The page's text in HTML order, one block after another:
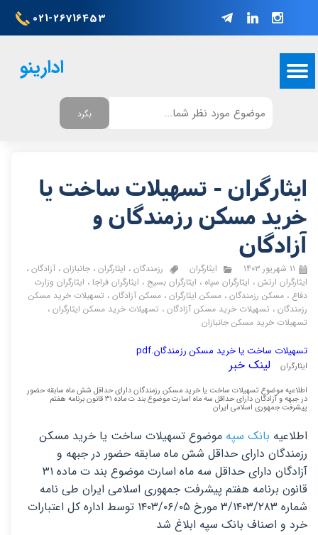
021-26716453
ادارینو
بگرد
ایثارگران - تسهیلات ساخت یا
خرید مسکن رزمندگان و
آزادگان
۱۱ شهریور ۱۴۰۳ ایثارگران رزمندگان ، ایثارگران ، جانبازان ، آزادگان ،
ایثارگران ارتش ، ایثارگران سپاه ، ایثارگران بسیج ، ایثارگران فراجا ، ایثارگران وزارت
دفاع ، مسکن رزمندگان ، مسکن ایثارگران ، مسکن آزادگان ، تسهیلات خرید مسکن
رزمندگان ، تسهیلات خرید مسکن آزادگان ، تسهیلات خرید مسکن ایثارگران ،
تسهیلات خرید مسکن جانبازان
تسهیلات ساخت یا خرید مسکن رزمندگان.pdf
ایثارگران لینک خبر
اطلاعیه موضوع تسهیلات ساخت یا خرید مسکن رزمندگان دارای حداقل شش ماه سابقه حضور
در جبهه و آزادگان دارای حداقل سه ماه اسارت موضوع بند ت ماده ۳۱ قانون برنامه هفتم
پیشرفت جمهوری اسلامی ایران
اطلاعیه بانک سپه موضوع تسهیلات ساخت یا خرید مسکن
رزمندگان دارای حداقل شش ماه سابقه حضور در جبهه و
آزادگان دارای حداقل سه ماه اسارت موضوع بند ت ماده ۳۱
قانون برنامه هفتم پیشرفت جمهوری اسلامی ایران طی نامه
شماره ۳/۱۴۰۳/۲۸۳ مورخ ۱۴۰۳/۰۶/۰۵ توسط اداره کل اعتبارات
خرد و اصناف بانک سپه ابلاغ شد